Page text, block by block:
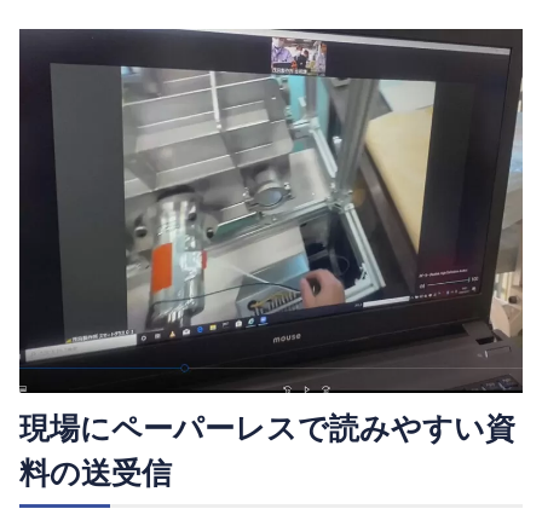
現場にペーパーレスで読みやすい資
料の送受信